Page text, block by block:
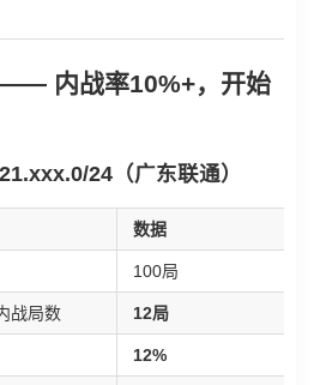
内战率10%+，开始
24（广东联通）
数据
100局
战局数 12局
12%